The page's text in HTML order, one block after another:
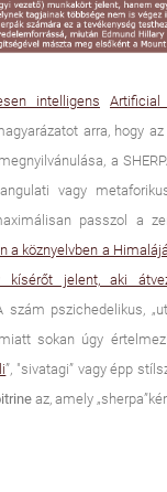
intelligens Artificial
arra, hogy
a
vagy
passzol a
a köznyelvben a
kísérőt jelent, aki
szám pszichedelikus,
sokan úgy
”, "sivatagi” vagy épp
az, amely